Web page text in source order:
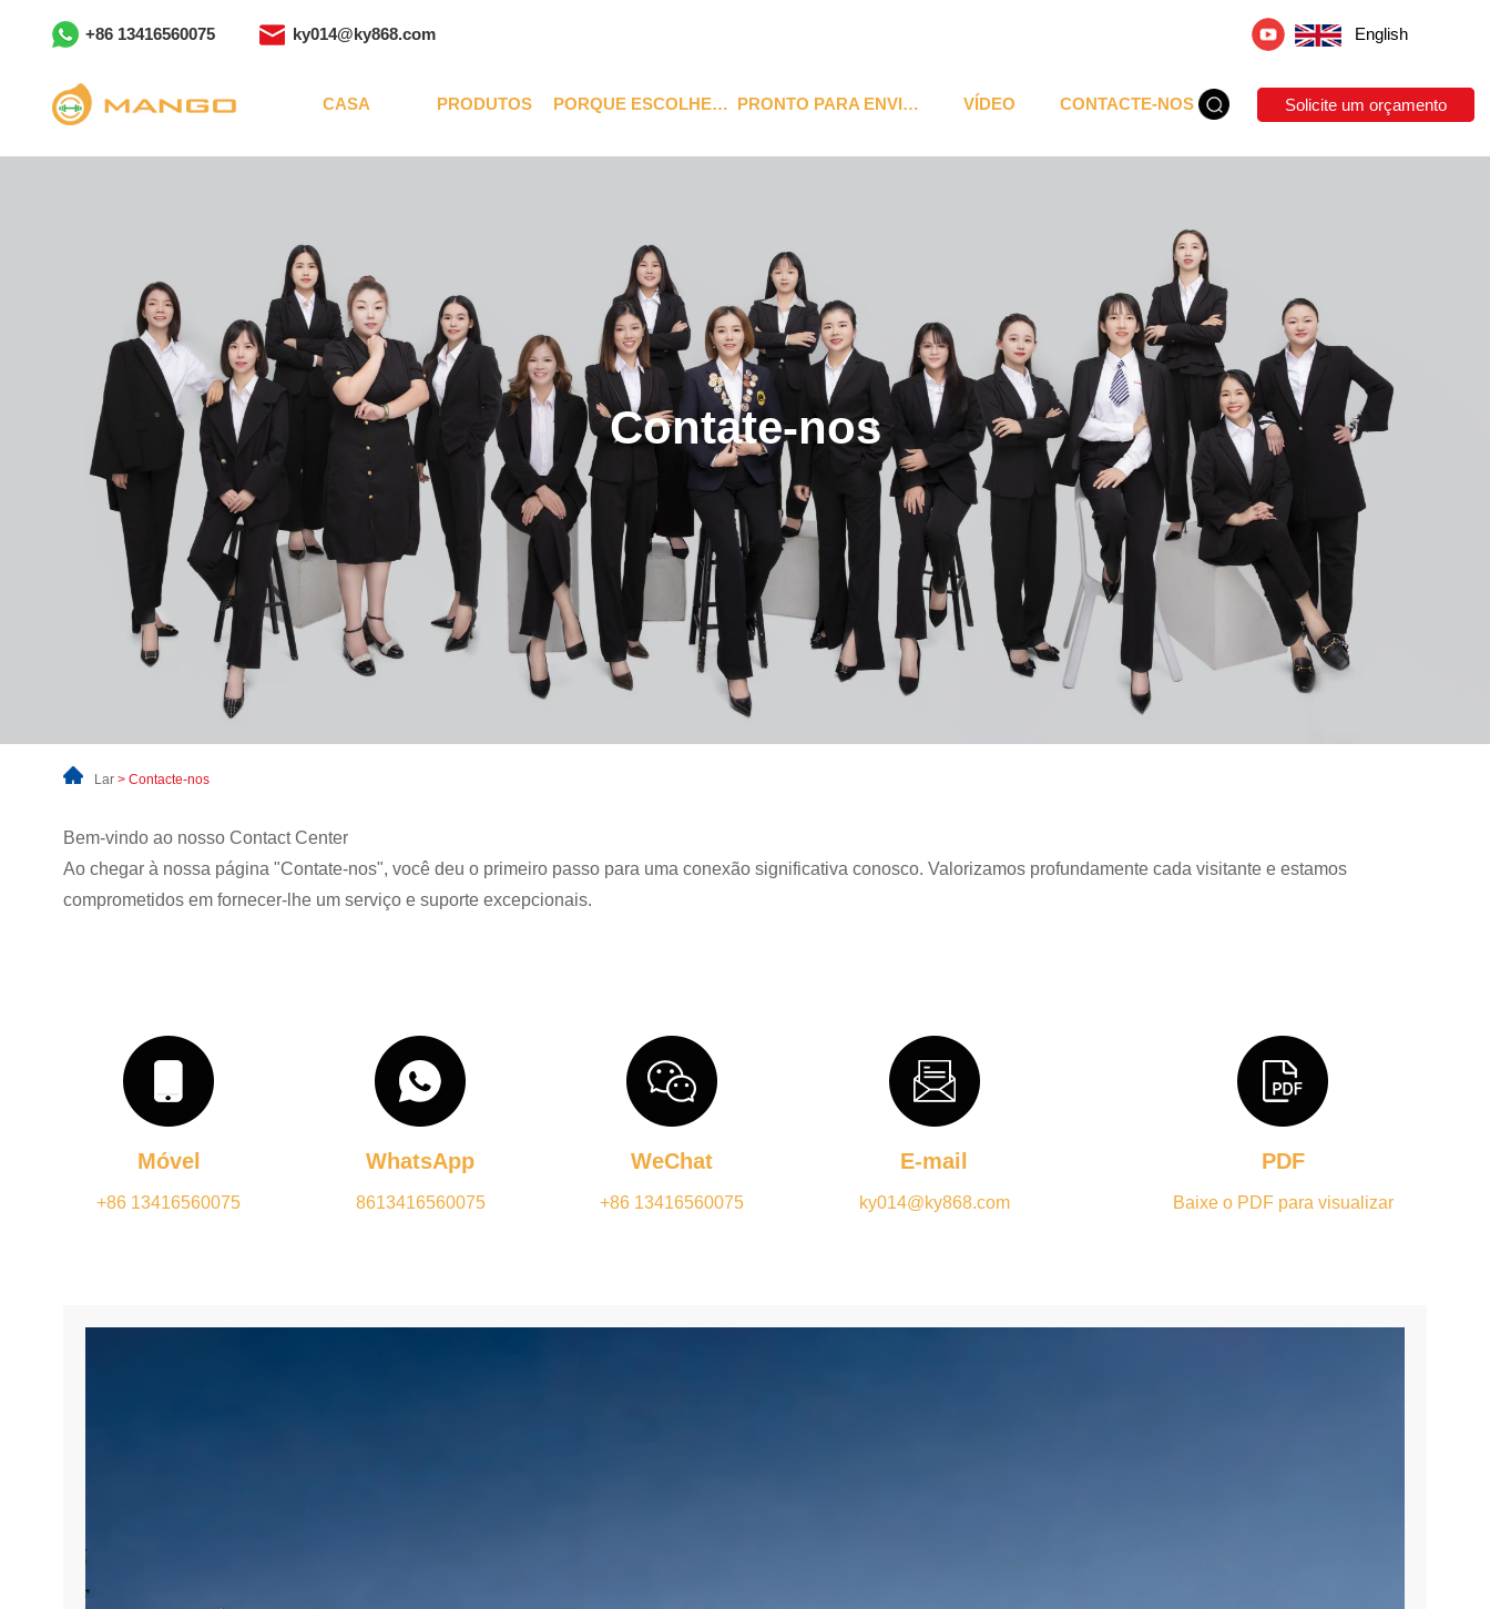
+86 13416560075 ky014@ky868.com English
CASA PRODUTOS PORQUE ESCOLHER-NOS PRONTO PARA ENVIAR VÍDEO CONTACTE-NOS Solicite um orçamento
Contate-nos
Lar > Contacte-nos
Bem-vindo ao nosso Contact Center
Ao chegar à nossa página "Contate-nos", você deu o primeiro passo para uma conexão significativa conosco. Valorizamos profundamente cada visitante e estamos
comprometidos em fornecer-lhe um serviço e suporte excepcionais.
Móvel
+86 13416560075
WhatsApp
8613416560075
WeChat
+86 13416560075
E-mail
ky014@ky868.com
PDF
Baixe o PDF para visualizar